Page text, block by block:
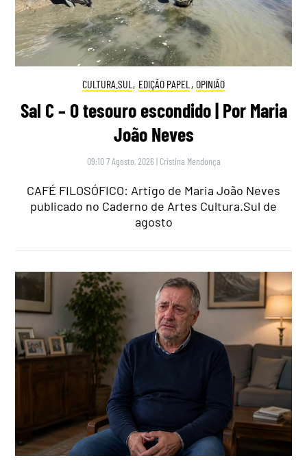
CULTURA.SUL , EDIÇÃO PAPEL , OPINIÃO
Sal C – O tesouro escondido | Por Maria
João Neves
09:10 7 Agosto, 2026 | Cristina Mendonça
CAFÉ FILOSÓFICO: Artigo de Maria João Neves
publicado no Caderno de Artes Cultura.Sul de
agosto